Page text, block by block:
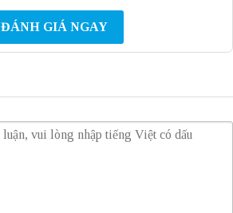
ĐÁNH GIÁ NGAY